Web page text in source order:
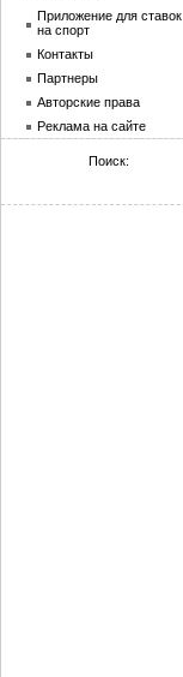
Приложение для ставок
на спорт
Контакты
Партнеры
Авторские права
Реклама на сайте
Поиск: